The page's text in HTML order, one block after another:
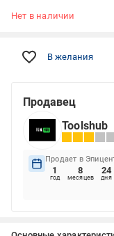
Нет в наличии
В желания
Продавец
Toolshub
Продает в
1
год
8
месяцев
24
дня